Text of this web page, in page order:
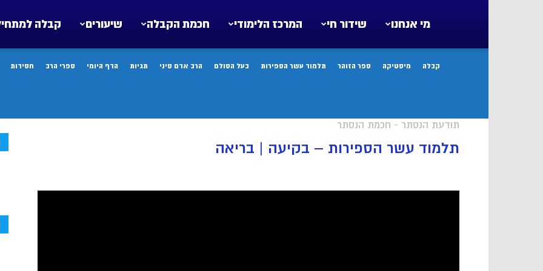
קבלה שיעורים חכמת הקבלה המרכז הלימודי שידור חי מי אנחנו
קבלה מיסטיקה ספר הזוהר תלמוד עשר הספירות בעל הסולם הרב אדם סיני תגיות הדף היומי ספרי הרב חסידות
תודעת הנסתר - חכמת הנסתר
תלמוד עשר הספירות – בקיעה | בריאה